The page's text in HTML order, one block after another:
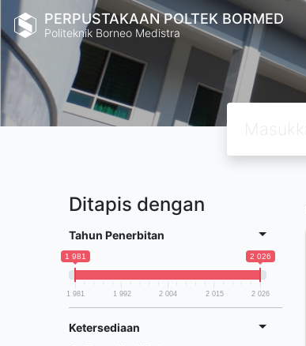
PERPUSTAKAAN POLTEK BORMED
Politeknik Borneo Medistra
Ditapis dengan
Tahun Penerbitan
1 981 2 026
1 981 1 992 2 004 2 015 2 026
Ketersediaan